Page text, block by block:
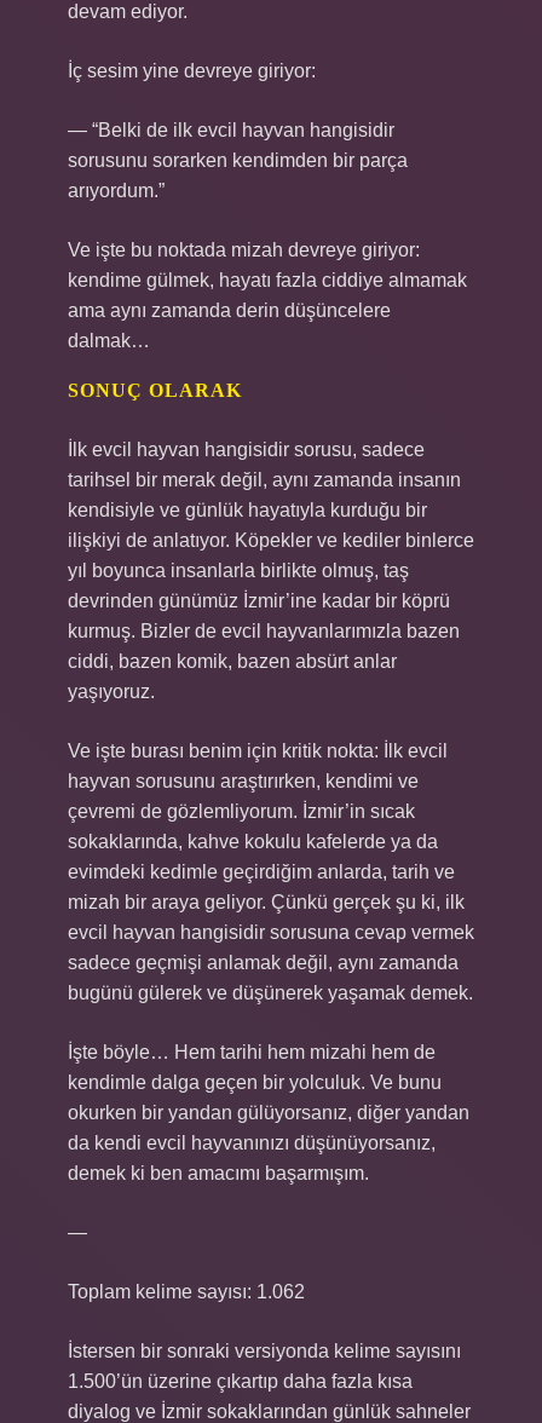
devam ediyor.
İç sesim yine devreye giriyor:
— “Belki de ilk evcil hayvan hangisidir
sorusunu sorarken kendimden bir parça
arıyordum.”
Ve işte bu noktada mizah devreye giriyor:
kendime gülmek, hayatı fazla ciddiye almamak
ama aynı zamanda derin düşüncelere
dalmak…
SONUÇ OLARAK
İlk evcil hayvan hangisidir sorusu, sadece
tarihsel bir merak değil, aynı zamanda insanın
kendisiyle ve günlük hayatıyla kurduğu bir
ilişkiyi de anlatıyor. Köpekler ve kediler binlerce
yıl boyunca insanlarla birlikte olmuş, taş
devrinden günümüz İzmir’ine kadar bir köprü
kurmuş. Bizler de evcil hayvanlarımızla bazen
ciddi, bazen komik, bazen absürt anlar
yaşıyoruz.
Ve işte burası benim için kritik nokta: İlk evcil
hayvan sorusunu araştırırken, kendimi ve
çevremi de gözlemliyorum. İzmir’in sıcak
sokaklarında, kahve kokulu kafelerde ya da
evimdeki kedimle geçirdiğim anlarda, tarih ve
mizah bir araya geliyor. Çünkü gerçek şu ki, ilk
evcil hayvan hangisidir sorusuna cevap vermek
sadece geçmişi anlamak değil, aynı zamanda
bugünü gülerek ve düşünerek yaşamak demek.
İşte böyle… Hem tarihi hem mizahi hem de
kendimle dalga geçen bir yolculuk. Ve bunu
okurken bir yandan gülüyorsanız, diğer yandan
da kendi evcil hayvanınızı düşünüyorsanız,
demek ki ben amacımı başarmışım.
—
Toplam kelime sayısı: 1.062
İstersen bir sonraki versiyonda kelime sayısını
1.500’ün üzerine çıkartıp daha fazla kısa
diyalog ve İzmir sokaklarından günlük sahneler